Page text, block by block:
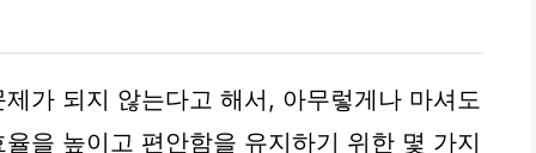
가 되지 않는다고 해서, 아무렇게나 마셔도
을 높이고 편안함을 유지하기 위한 몇 가지